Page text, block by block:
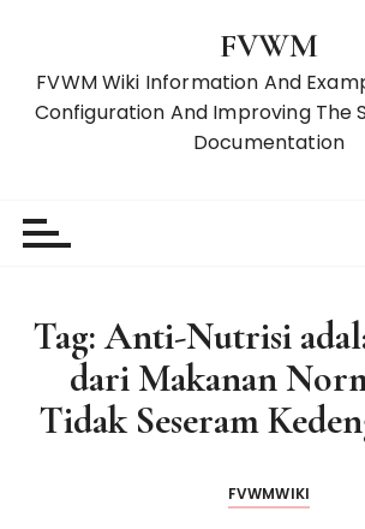
FVWM
FVWM Wiki Information And
Configuration And Improving The
Documentation
Tag:Anti-Nutrisi
dari Makanan
Tidak Seseram
FVWMWIKI